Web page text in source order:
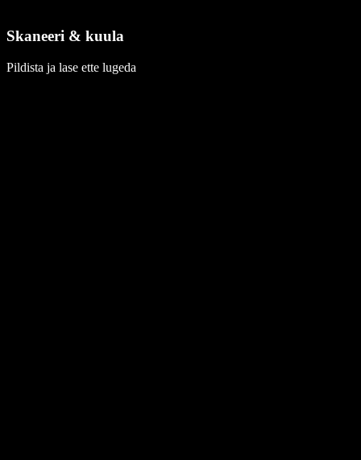
Skaneeri & kuula
Pildista ja lase ette lugeda